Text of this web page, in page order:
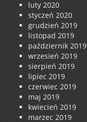
luty 2020
styczeń 2020
grudzień 2019
listopad 2019
październik 2019
wrzesień 2019
sierpień 2019
lipiec 2019
czerwiec 2019
maj 2019
kwiecień 2019
marzec 2019